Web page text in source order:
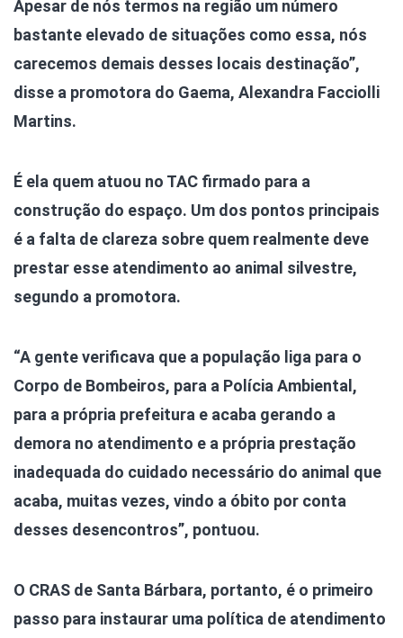
Apesar de nós termos na região um número
bastante elevado de situações como essa, nós
carecemos demais desses locais destinação”,
disse a promotora do Gaema, Alexandra Facciolli
Martins.
É ela quem atuou no TAC firmado para a
construção do espaço. Um dos pontos principais
é a falta de clareza sobre quem realmente deve
prestar esse atendimento ao animal silvestre,
segundo a promotora.
“A gente verificava que a população liga para o
Corpo de Bombeiros, para a Polícia Ambiental,
para a própria prefeitura e acaba gerando a
demora no atendimento e a própria prestação
inadequada do cuidado necessário do animal que
acaba, muitas vezes, vindo a óbito por conta
desses desencontros”, pontuou.
O CRAS de Santa Bárbara, portanto, é o primeiro
passo para instaurar uma política de atendimento